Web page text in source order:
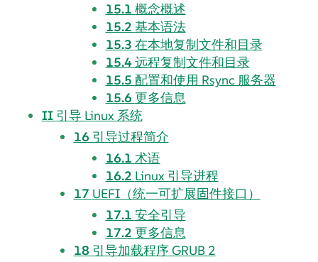
15.1 概念概述
15.2 基本语法
15.3 在本地复制文件和目录
15.4远程复制文件和目录
15.5 配置和使用 Rsync 服务器
15.6 更多信息
II 引导 Linux 系统
16 引导过程简介
16.1 术语
16.2 Linux 引导进程
17 UEFI（统一可扩展固件接口）
17.1 安全引导
17.2 更多信息
18 引导加载程序 GRUB 2